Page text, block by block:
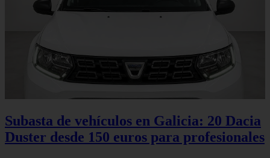
Subasta de vehículos en Galicia: 20 Dacia
Duster desde 150 euros para profesionales